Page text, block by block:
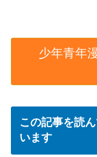
少年青年
この記事を読
います